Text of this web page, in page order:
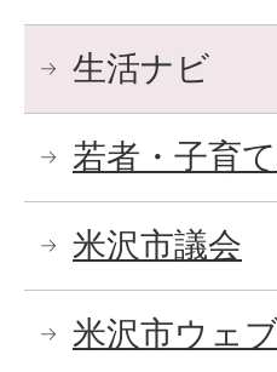
生活ナビ
若者・子育
米沢市議会
米沢市ウェ